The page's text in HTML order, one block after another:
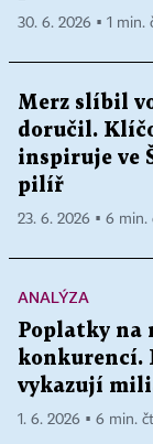
30. 6. 2026 ▪ 1 min.
Merz slíbil
doručil.
inspiruje ve
pilíř
23. 6. 2026 ▪ 6 min.
ANALÝZA
Poplatky na
konkurencí.
vykazují
1. 6. 2026 ▪ 6 min.